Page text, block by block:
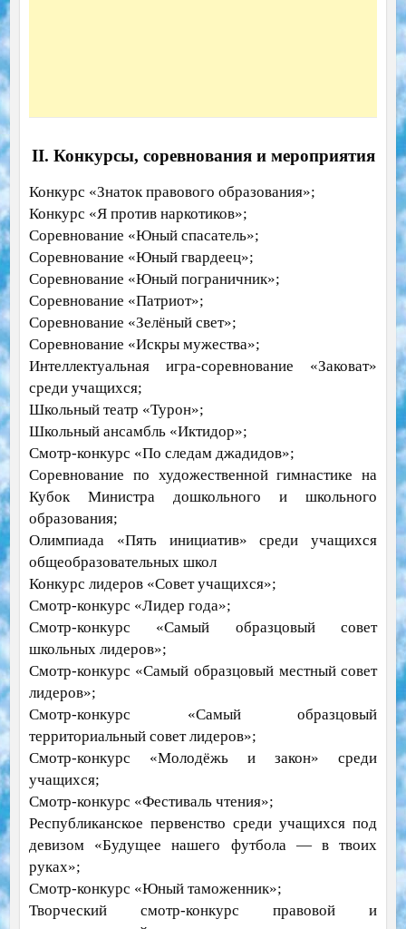
II. Конкурсы, соревнования и мероприятия
Конкурс «Знаток правового образования»;
Конкурс «Я против наркотиков»;
Соревнование «Юный спасатель»;
Соревнование «Юный гвардеец»;
Соревнование «Юный пограничник»;
Соревнование «Патриот»;
Соревнование «Зелёный свет»;
Соревнование «Искры мужества»;
Интеллектуальная игра-соревнование «Заковат»
среди учащихся;
Школьный театр «Турон»;
Школьный ансамбль «Иктидор»;
Смотр-конкурс «По следам джадидов»;
Соревнование по художественной гимнастике на
Кубок Министра дошкольного и школьного
образования;
Олимпиада «Пять инициатив» среди учащихся
общеобразовательных школ
Конкурс лидеров «Совет учащихся»;
Смотр-конкурс «Лидер года»;
Смотр-конкурс «Самый образцовый совет
школьных лидеров»;
Смотр-конкурс «Самый образцовый местный совет
лидеров»;
Смотр-конкурс «Самый образцовый
территориальный совет лидеров»;
Смотр-конкурс «Молодёжь и закон» среди
учащихся;
Смотр-конкурс «Фестиваль чтения»;
Республиканское первенство среди учащихся под
девизом «Будущее нашего футбола — в твоих
руках»;
Смотр-конкурс «Юный таможенник»;
Творческий смотр-конкурс правовой и